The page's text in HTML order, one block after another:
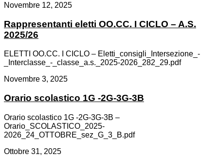
Novembre 12, 2025
Rappresentanti eletti OO.CC. I CICLO – A.S.
2025/26
ELETTI OO.CC. I CICLO – Eletti_consigli_Intersezione_-
_Interclasse_-_classe_a.s._2025-2026_282_29.pdf
Novembre 3, 2025
Orario scolastico 1G -2G-3G-3B
Orario scolastico 1G -2G-3G-3B –
Orario_SCOLASTICO_2025-
2026_24_OTTOBRE_sez_G_3_B.pdf
Ottobre 31, 2025